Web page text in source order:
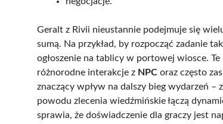
Geralt z Rivii nieustannie podejmuje się
sumą. Na przykład, by rozpocząć zadanie
ogłoszenie na tablicy w portowej wiosce.
różnorodne interakcje z NPC oraz często
znaczący wpływ na dalszy bieg wydarzeń
powodu zlecenia wiedźmińskie łączą
sprawia, że doświadczenie dla graczy jest